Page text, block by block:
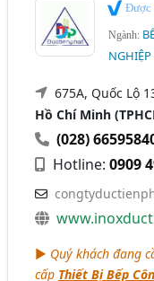
Được
Ngành:
NGHIỆP
675A, Quốc Lộ
Hồ Chí Minh
(028)
Hotline:0909
► Quý khách đang
cấp Thiết Bị Bếp